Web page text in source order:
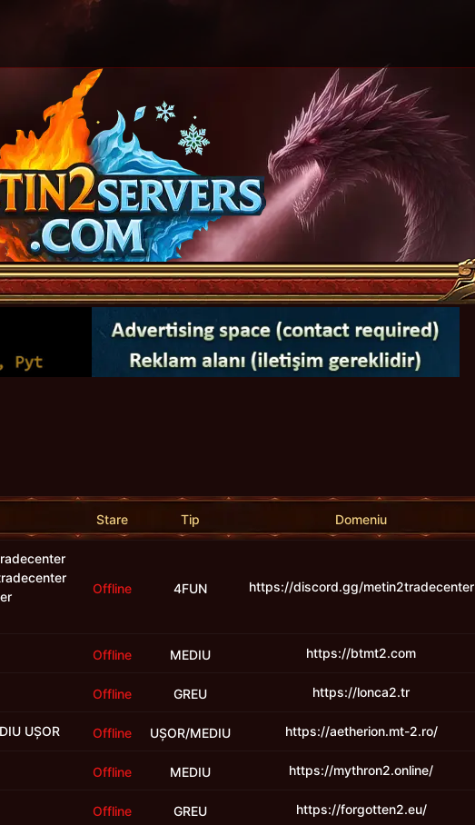
Stare Tip Domeniu
Offline 4FUN https://discord.gg/metin2tradecenter
Offline MEDIU https://btmt2.com
Offline GREU https://lonca2.tr
UȘOR Offline UȘOR/MEDIU https://aetherion.mt-2.ro/
Offline MEDIU https://mythron2.online/
Offline GREU https://forgotten2.eu/